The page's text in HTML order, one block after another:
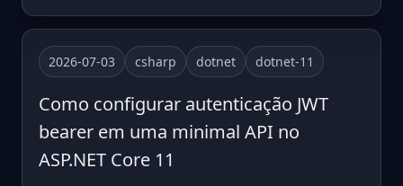
2026-07-03 csharp dotnet dotnet-11
Como configurar autenticação JWT
bearer em uma minimal API no
ASP.NET Core 11